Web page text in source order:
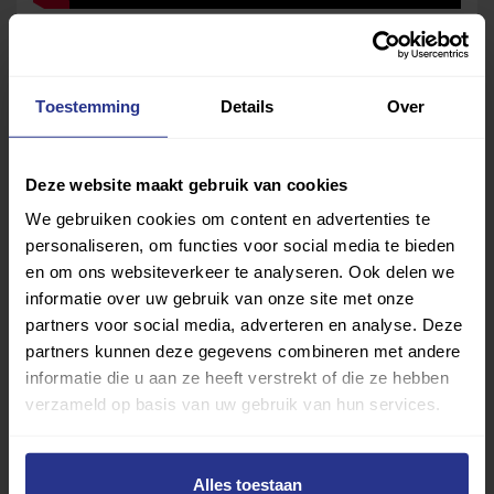
Toestemming Details Over
Deze website maakt gebruik van cookies
We gebruiken cookies om content en advertenties te
personaliseren, om functies voor social media te bieden
en om ons websiteverkeer te analyseren. Ook delen we
informatie over uw gebruik van onze site met onze
partners voor social media, adverteren en analyse. Deze
partners kunnen deze gegevens combineren met andere
informatie die u aan ze heeft verstrekt of die ze hebben
verzameld op basis van uw gebruik van hun services.
Alles toestaan